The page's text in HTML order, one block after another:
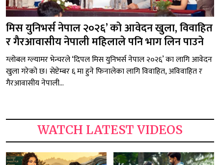
मिस युनिभर्स नेपाल २०२६’ को आवेदन खुला, विवाहित
र गैरआवासीय नेपाली महिलाले पनि भाग लिन पाउने
ग्लोबल ग्ल्यामर भेन्चरले ‘दिपल मिस युनिभर्स नेपाल २०२६’ का लागि आवेदन
खुला गरेको छ। सेप्टेम्बर ६ मा हुने फिनालेका लागि विवाहित, अविवाहित र
गैरआवासीय नेपाली...
WATCH LATEST VIDEOS